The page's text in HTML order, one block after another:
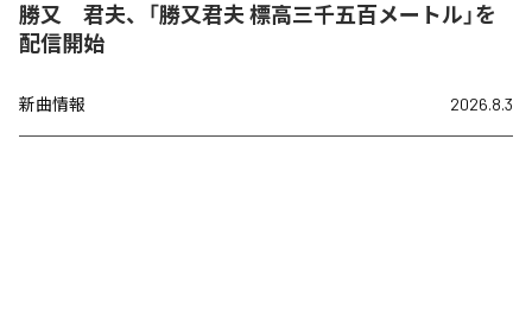
勝又 君夫、「勝又君夫 標高三千五百メートル」を
配信開始
新曲情報 2026.8.3